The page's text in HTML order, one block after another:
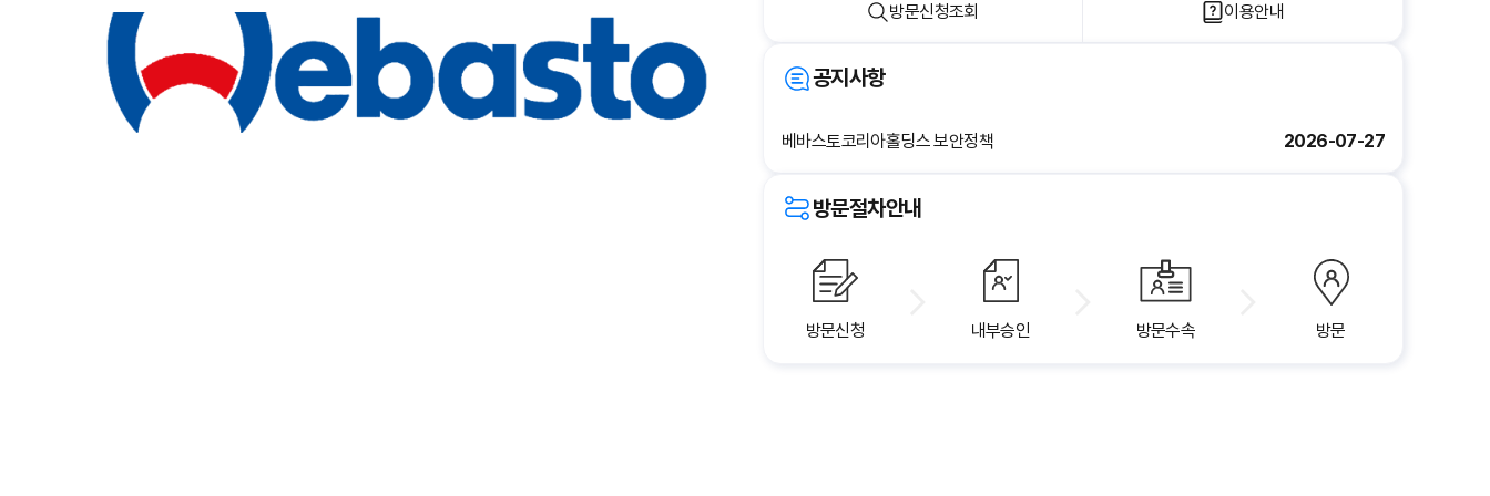
방문신청조회 이용안내
공지사항
베바스토코리아홀딩스 보안정책 2026-07-27
방문절차안내
방문신청 내부승인 방문수속 방문